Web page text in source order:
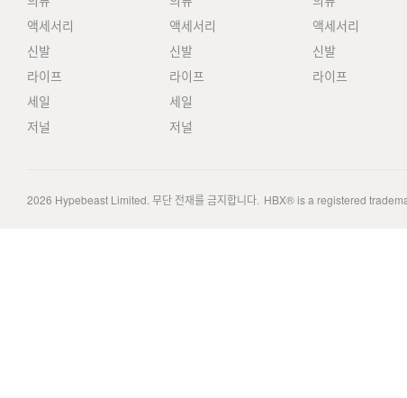
액세서리
신발
라이프
세일
저널
액세서리
신발
라이프
세일
저널
액세서리
신발
라이프
2026 Hypebeast Limited. 무단 전재를 금지합니다. HBX® is a registered